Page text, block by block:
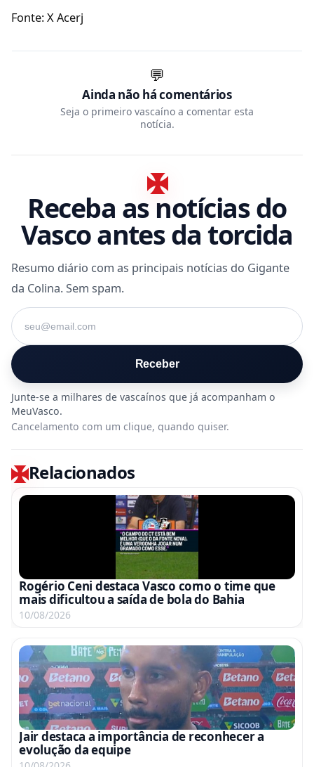
Fonte: X Acerj
💬
Ainda não há comentários
Seja o primeiro vascaíno a comentar esta
notícia.
Receba as notícias do
Vasco antes da torcida
Resumo diário com as principais notícias do Gigante
da Colina. Sem spam.
Seu e-mail
Receber
Cancelamento com um clique, quando quiser.
Relacionados
Rogério Ceni destaca Vasco como o time que
mais dificultou a saída de bola do Bahia
10/08/2026
Jair destaca a importância de reconhecer a
evolução da equipe